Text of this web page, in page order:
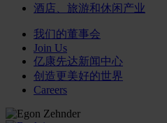
酒店、旅游和休闲产业
我们的董事会
Join Us
亿康先达新闻中心
创造更美好的世界
Careers